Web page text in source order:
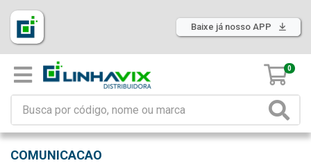
Baixe já nosso APP
0
COMUNICACAO